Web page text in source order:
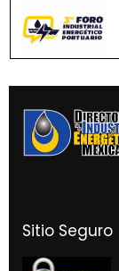
Sitio Seguro